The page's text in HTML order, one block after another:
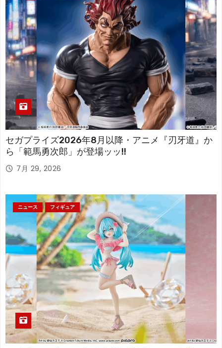
セガプライズ2026年8月以降・アニメ『刃牙道』か
ら「範馬勇次郎」が登場ッッ!!
7月 29, 2026
ニュース フィギュア